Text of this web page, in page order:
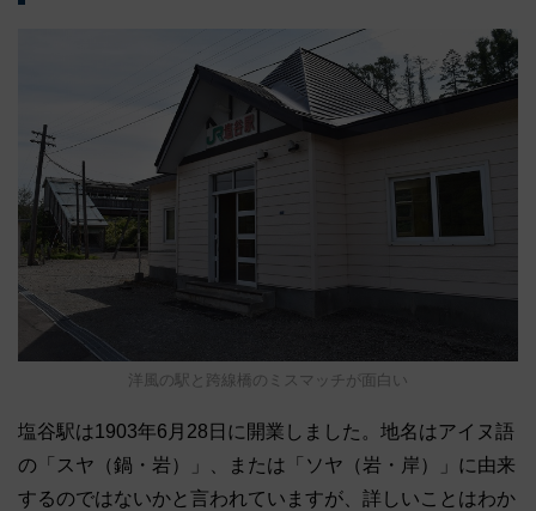
洋風の駅と跨線橋のミスマッチが面白い
塩谷駅は1903年6月28日に開業しました。地名はアイヌ語
の「スヤ（鍋・岩）」、または「ソヤ（岩・岸）」に由来
するのではないかと言われていますが、詳しいことはわか